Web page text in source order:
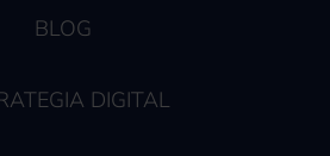
BLOG
DIGITAL